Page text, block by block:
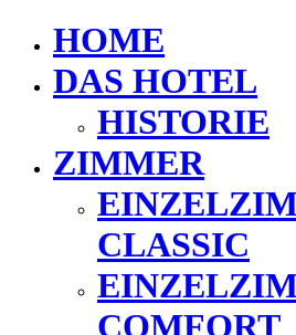
HOME
DAS HOTEL
HISTORIE
ZIMMER
CLASSIC
COMFORT